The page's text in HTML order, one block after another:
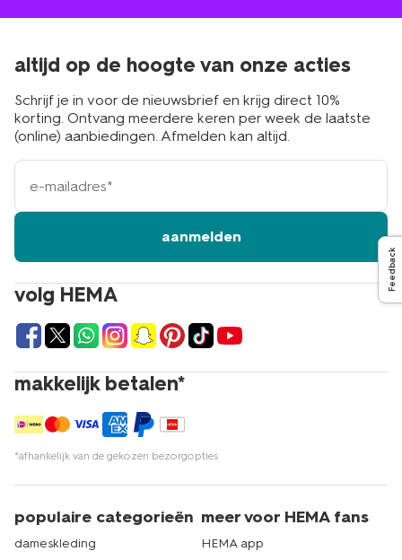
volg HEMA
makkelijk betalen*
*afhankelijk van de gekozen bezorgopties
altijd op de hoogte van onze acties
Schrijf je in voor de nieuwsbrief en krijg direct 10%
korting. Ontvang meerdere keren per week de laatste
(online) aanbiedingen. Afmelden kan altijd.
e-
mailadres
aanmelden
populaire categorieën
dameskleding
meer voor HEMA fans
HEMA app
Feedback